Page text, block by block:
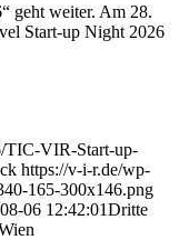
geht weiter. Am 28.
Start-up Night 2026
TIC-VIR-Start-up-
https://v-i-r.de/wp-
165-300x146.png
06 12:42:01Dritte